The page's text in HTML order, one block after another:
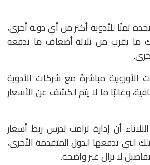
ثمنًا للأدوية أكثر من أي دولة أخرى،
ما يقرب من ثلاثة أضعاف ما تدفعه
الأوروبية مباشرةً مع شركات الأدوية
وغالبًا ما لا يتم الكشف عن الأسعار
أن إدارة ترامب تدرس ربط أسعار
التي تدفعها الدول المتقدمة الأخرى،
لا تزال غير واضحة.